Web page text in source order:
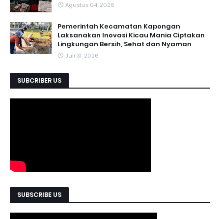
Agustus 04, 2026
Pemerintah Kecamatan Kapongan
Laksanakan Inovasi Kicau Mania Ciptakan
Lingkungan Bersih, Sehat dan Nyaman
Juli 31, 2026
SUBCRIBER US
SUBSCRIBE US